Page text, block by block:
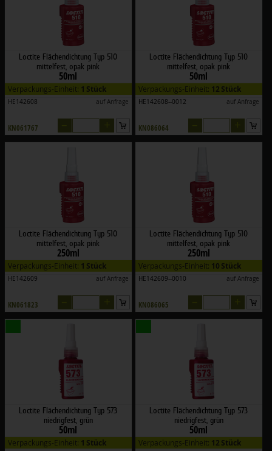
Loctite Flächendichtung Typ 510
mittelfest, opak pink
50ml
Verpackungs-Einheit: 1 Stück
HE142608 auf Anfrage
KN061767
Loctite Flächendichtung Typ 510
mittelfest, opak pink
50ml
Verpackungs-Einheit: 12 Stück
HE142608--0012 auf Anfrage
KN086064
Loctite Flächendichtung Typ 510
mittelfest, opak pink
250ml
Verpackungs-Einheit: 1 Stück
HE142609 auf Anfrage
KN061823
Loctite Flächendichtung Typ 510
mittelfest, opak pink
250ml
Verpackungs-Einheit: 10 Stück
HE142609--0010 auf Anfrage
KN086065
Loctite Flächendichtung Typ 573
niedrigfest, grün
50ml
Verpackungs-Einheit: 1 Stück
Loctite Flächendichtung Typ 573
niedrigfest, grün
50ml
Verpackungs-Einheit: 12 Stück